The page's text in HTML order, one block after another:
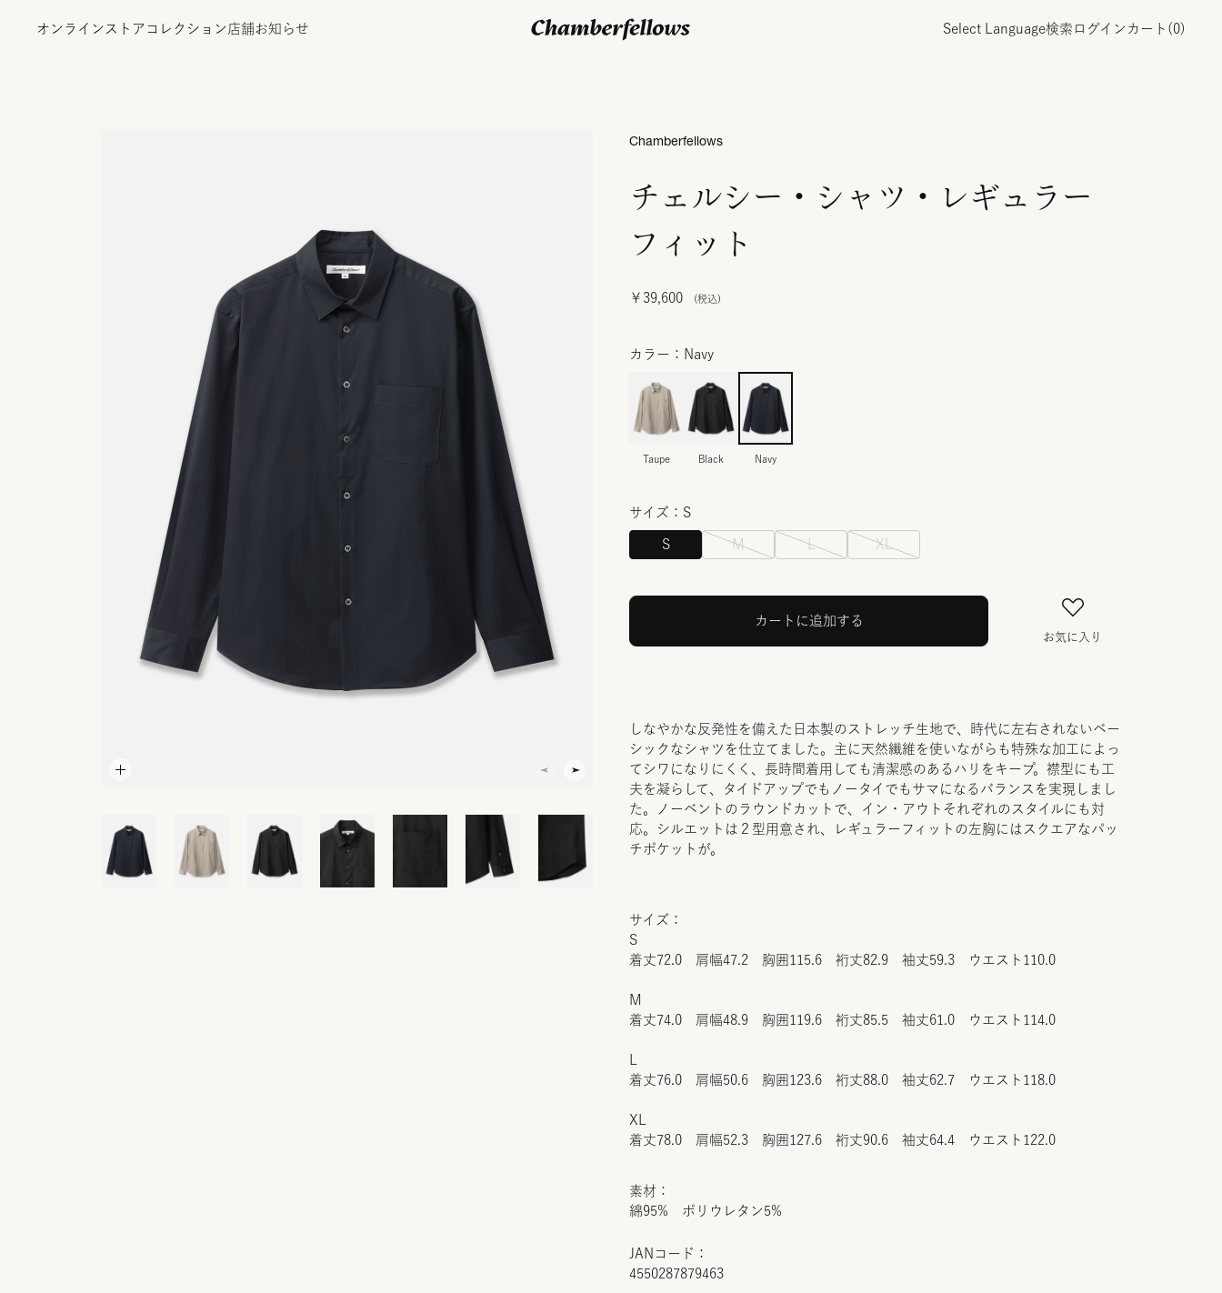
オンラインストア コレクション 店舗お知らせ Select Language検索 ログイン カート( 0)
チェルシー・シャツ・レギュラー
フィット
￥39,600
JANコード：
4550287879463
Chamberfellows
カラー：Navy
Taupe Black Navy
サイズ：S
S M L XL
カートに追加する
お気に入り
しなやかな反発性を備えた日本製のストレッチ生地で、時代に左右されないベー
シックなシャツを仕立てました。主に天然繊維を使いながらも特殊な加工によっ
てシワになりにくく、長時間着用しても清潔感のあるハリをキープ。襟型にも工
夫を凝らして、タイドアップでもノータイでもサマになるバランスを実現しまし
た。ノーベントのラウンドカットで、イン・アウトそれぞれのスタイルにも対
応。シルエットは２型用意され、レギュラーフィットの左胸にはスクエアなパッ
チポケットが。
サイズ：
S
着丈72.0 肩幅47.2 胸囲115.6 裄丈82.9 袖丈59.3 ウエスト110.0
M
着丈74.0 肩幅48.9 胸囲119.6 裄丈85.5 袖丈61.0 ウエスト114.0
着丈76.0 肩幅50.6 胸囲123.6 裄丈88.0 袖丈62.7 ウエスト118.0
XL
着丈78.0 肩幅52.3 胸囲127.6 裄丈90.6 袖丈64.4 ウエスト122.0
素材：
綿95% ポリウレタン5%